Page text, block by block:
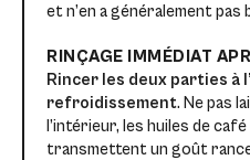
et n’en a généralement pas
RINÇAGE IMMÉDIAT
Rincer les deux parties à
refroidissement. Ne pas
l’intérieur, les huiles de
transmettent un goût